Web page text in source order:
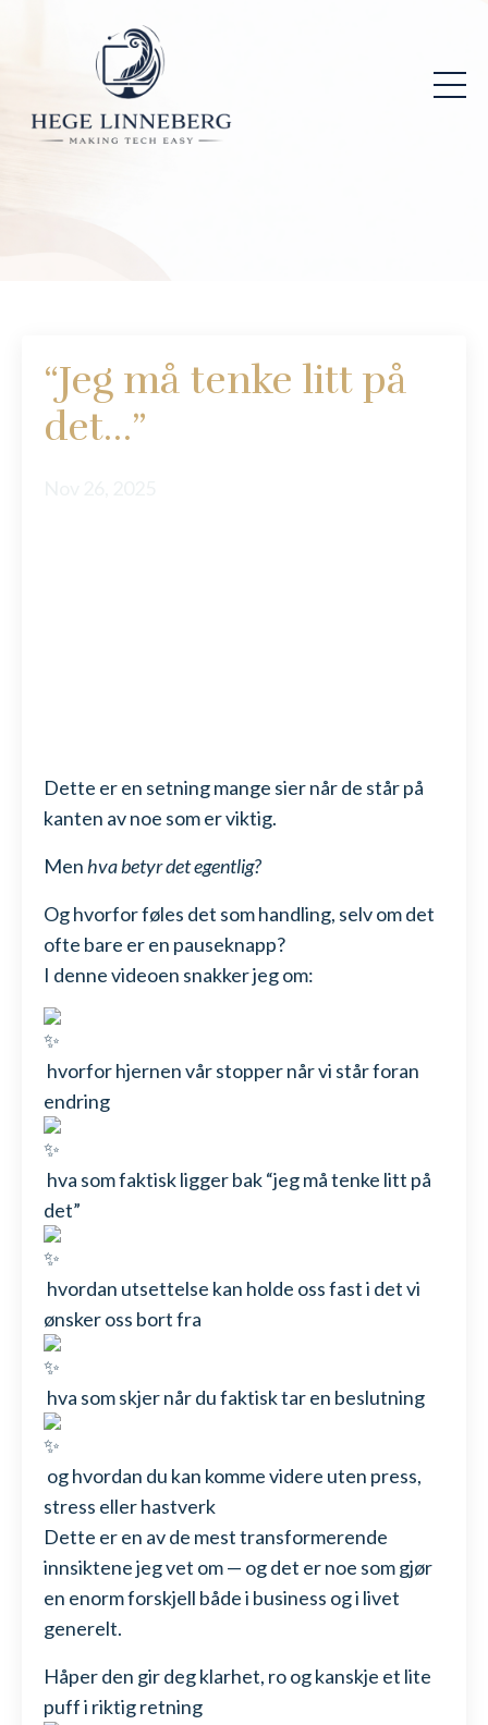
“Jeg må tenke litt på
det…”
Dette er en setning mange sier når de står på
kanten av noe som er viktig.
Men hva betyr det egentlig?
Og hvorfor føles det som handling, selv om det
ofte bare er en pauseknapp?
I denne videoen snakker jeg om:
hvorfor hjernen vår stopper når vi står foran
endring
hva som faktisk ligger bak “jeg må tenke litt på
det”
hvordan utsettelse kan holde oss fast i det vi
ønsker oss bort fra
hva som skjer når du faktisk tar en beslutning
og hvordan du kan komme videre uten press,
stress eller hastverk
Dette er en av de mest transformerende
innsiktene jeg vet om — og det er noe som gjør
en enorm forskjell både i business og i livet
generelt.
Håper den gir deg klarhet, ro og kanskje et lite
puff i riktig retning